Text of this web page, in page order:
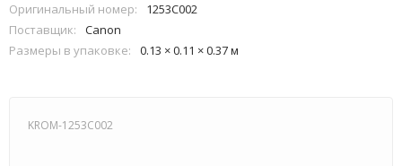
Оригинальный номер:
1253C002
Поставщик:
Canon
Размеры в упаковке:
0.13 × 0.11 × 0.37 м
KROM-1253C002